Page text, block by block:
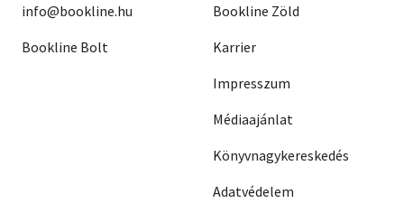
info@bookline.hu
Bookline Bolt
Bookline Zöld
Karrier
Impresszum
Médiaajánlat
Könyvnagykereskedés
Adatvédelem